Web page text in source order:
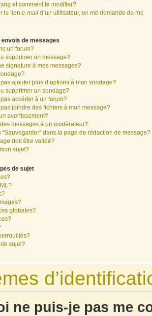
et comment le modifier?
le lien e-mail d’un utilisateur, on me demande de me
de messages
un forum?
supprimer un message?
signature à mes messages?
ajouter plus d’options à mon sondage?
supprimer un sondage?
accéder à un forum?
joindre des fichiers à mon message?
avertissement?
messages à un modérateur?
“Sauvegarder” dans la page de rédaction de message?
doit être validé?
sujet?
de sujet
globales?
sujet?
ne puis-je pas me